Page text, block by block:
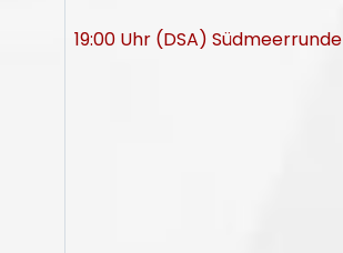
19:00 Uhr (DSA) Südmeerrunde